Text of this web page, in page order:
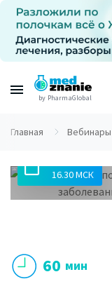
by PharmaGlobal
Главная Вебинары
16.30 МСК
60 мин